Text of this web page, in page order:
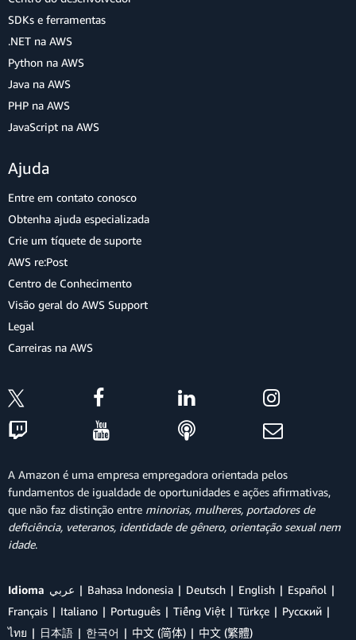
SDKs e ferramentas
.NET na AWS
Python na AWS
Java na AWS
PHP na AWS
JavaScript na AWS
Ajuda
Entre em contato conosco
Obtenha ajuda especializada
Crie um tíquete de suporte
AWS re:Post
Centro de Conhecimento
Visão geral do AWS Support
Legal
Carreiras na AWS
A Amazon é uma empresa empregadora orientada pelos
fundamentos de igualdade de oportunidades e ações afirmativas,
que não faz distinção entre minorias, mulheres, portadores de
deficiência, veteranos, identidade de gênero, orientação sexual nem
idade.
Idioma عربي Bahasa Indonesia Deutsch English
Español
Français
Italiano Português Tiếng Việt Türkçe
Ρусский
ไทย
日本語 한국어 中文 (简体) 中文 (繁體)